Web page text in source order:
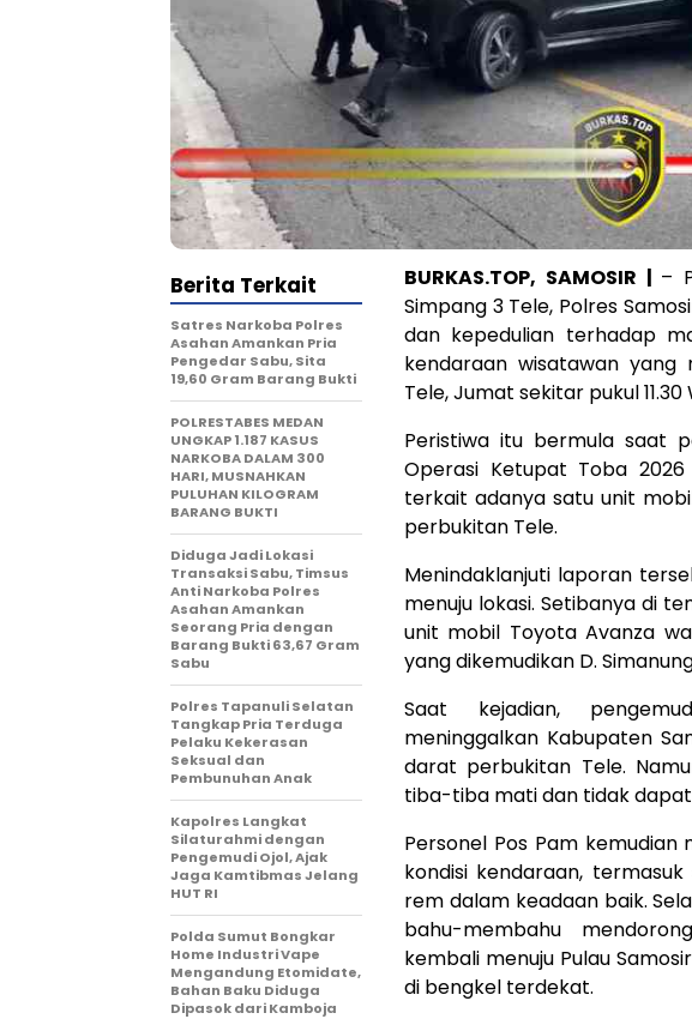
BURKAS.TOP, SAMOSIR | –
Simpang 3 Tele, Polres
dan kepedulian terhadap
kendaraan wisatawan
Tele, Jumat sekitar pukul 11.30
Peristiwa itu bermula saat
Operasi Ketupat Toba
terkait adanya satu unit
perbukitan Tele.
Menindaklanjuti laporan
menuju lokasi. Setibanya di
unit mobil Toyota Avanza
yang dikemudikan D.
Saat kejadian,
meninggalkan Kabupaten
darat perbukitan Tele.
tiba-tiba mati dan tidak
Personel Pos Pam
kondisi kendaraan,
rem dalam keadaan baik.
bahu-membahu
kembali menuju Pulau
di bengkel terdekat.
Berita Terkait
Satres Narkoba Polres
Asahan Amankan Pria
Pengedar Sabu, Sita
19,60 Gram Barang Bukti
POLRESTABES MEDAN
UNGKAP 1.187 KASUS
NARKOBA DALAM 300
HARI, MUSNAHKAN
PULUHAN KILOGRAM
BARANG BUKTI
Diduga Jadi Lokasi
Transaksi Sabu, Timsus
Anti Narkoba Polres
Asahan Amankan
Seorang Pria dengan
Barang Bukti 63,67 Gram
Sabu
Polres Tapanuli Selatan
Tangkap Pria Terduga
Pelaku Kekerasan
Seksual dan
Pembunuhan Anak
Kapolres Langkat
Silaturahmi dengan
Pengemudi Ojol, Ajak
Jaga Kamtibmas Jelang
HUT RI
Polda Sumut Bongkar
Home Industri Vape
Mengandung Etomidate,
Bahan Baku Diduga
Dipasok dari Kamboja